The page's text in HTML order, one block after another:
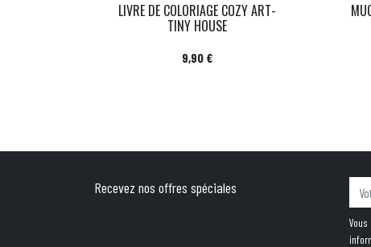
LIVRE DE COLORIAGE COZY ART-
TINY HOUSE
Prix
9,90 €
Recevez nos offres spéciales